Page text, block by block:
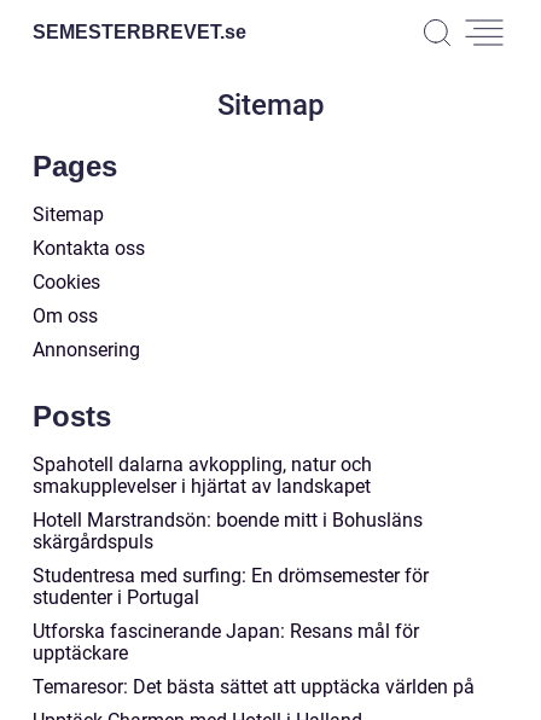
SEMESTERBREVET.se
Sitemap
Pages
Sitemap
Kontakta oss
Cookies
Om oss
Annonsering
Posts
Spahotell dalarna avkoppling, natur och
smakupplevelser i hjärtat av landskapet
Hotell Marstrandsön: boende mitt i Bohusläns
skärgårdspuls
Studentresa med surfing: En drömsemester för
studenter i Portugal
Utforska fascinerande Japan: Resans mål för
upptäckare
Temaresor: Det bästa sättet att upptäcka världen på